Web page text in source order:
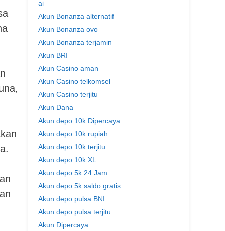
ai
Akun Bonanza alternatif
Akun Bonanza ovo
Akun Bonanza terjamin
Akun BRI
Akun Casino aman
Akun Casino telkomsel
Akun Casino terjitu
Akun Dana
Akun depo 10k Dipercaya
Akun depo 10k rupiah
Akun depo 10k terjitu
Akun depo 10k XL
Akun depo 5k 24 Jam
Akun depo 5k saldo gratis
Akun depo pulsa BNI
Akun depo pulsa terjitu
Akun Dipercaya